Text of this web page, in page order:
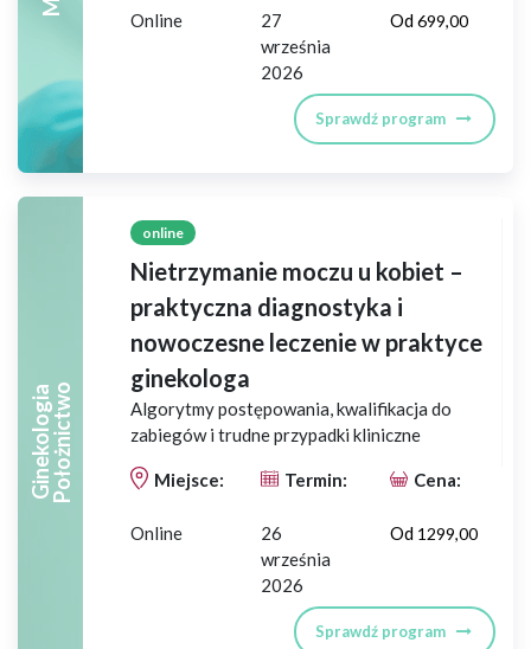
Online
27
września
2026
Od699,00
Sprawdź program
G
I
N
E
K
O
L
O
G
I
A
P
O
Ł
O
Ż
N
I
C
T
WO
online
Nietrzymanie moczu u kobiet –
praktyczna diagnostyka i
nowoczesne leczenie w praktyce
ginekologa
Algorytmy postępowania, kwalifikacja do
zabiegów i trudne przypadki kliniczne
Miejsce: Termin: Cena:
Online
26
września
2026
Od 1299,00
Sprawdź program